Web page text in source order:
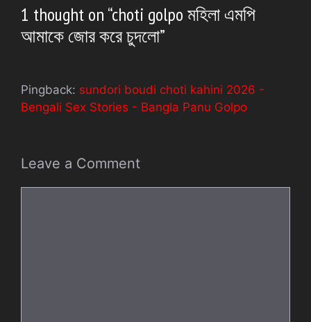
1 thought on “choti golpo মহিলা এমপি
আমাকে জোর করে চুদলো”
Pingback: sundori boudi choti kahini 2026 -
Bengali Sex Stories - Bangla Panu Golpo
Leave a Comment